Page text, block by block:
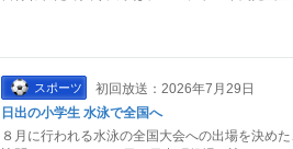
スポーツ
初回放送：2026年7月29日
日出の小学生 水泳で全国へ
８月に行われる水泳の全国大会への出場を決め